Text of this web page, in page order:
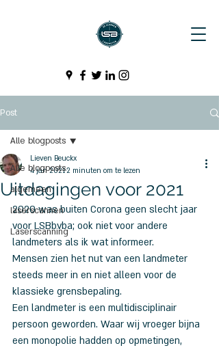
Post
Alle blogposts
algemeen
laserscannen
Laserscanning
Alle blogposts
Uitdagingen voor 2021
Lieven Beuckx
4 jan 20212 minuten om te lezen
2020 was buiten Corona geen slecht jaar
voor LSBbvba; ook niet voor andere
landmeters als ik wat informeer.
Mensen zien het nut van een landmeter
steeds meer in en niet alleen voor de
klassieke grensbepaling.
Een landmeter is een multidisciplinair
persoon geworden. Waar wij vroeger bijna
een monopolie hadden op opmetingen,